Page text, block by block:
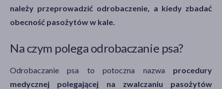
należy przeprowadzić odrobaczenie, a kiedy zbadać
obecność pasożytów w kale.
Na czym polega odrobaczanie psa?
Odrobaczanie psa to potoczna nazwa procedury
medycznej polegającej na zwalczaniu pasożytów